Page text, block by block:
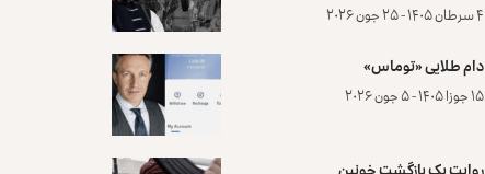
۴ سرطان ۱۴۰۵ - ۲۵ جون ۲۰۲۶
دام طلایی «توماس»
۱۵ جوزا ۱۴۰۵ - ۵ جون ۲۰۲۶